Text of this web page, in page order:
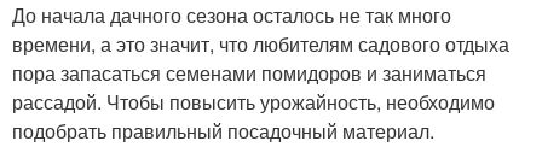
До начала дачного сезона осталось не так много
времени, а это значит, что любителям садового отдыха
пора запасаться семенами помидоров и заниматься
рассадой. Чтобы повысить урожайность, необходимо
подобрать правильный посадочный материал.